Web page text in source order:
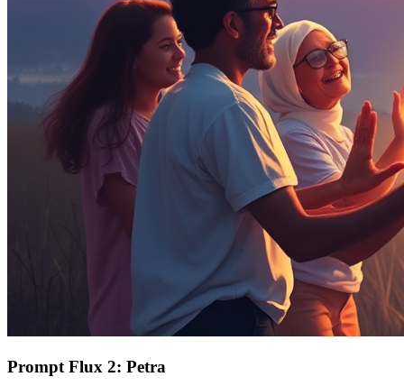
Prompt Flux 2: Petra